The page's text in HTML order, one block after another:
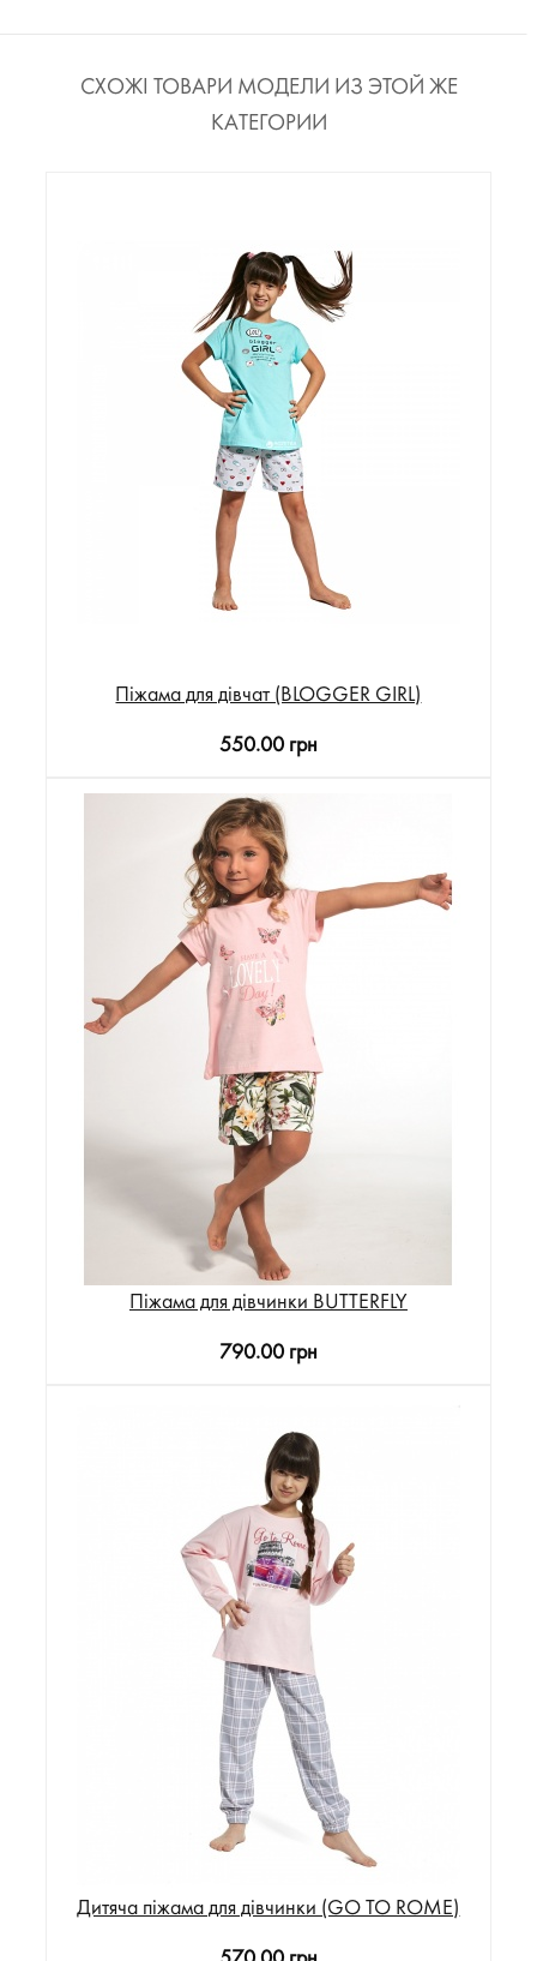
СХОЖІ ТОВАРИ МОДЕЛИ ИЗ ЭТОЙ ЖЕ
КАТЕГОРИИ
Піжама для дівчат (BLOGGER GIRL)
550.00 грн
Піжама для дівчинки BUTTERFLY
790.00 грн
Дитяча піжама для дівчинки (GO TO ROME)